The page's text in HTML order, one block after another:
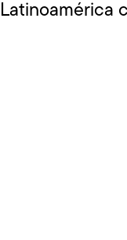
Latinoamérica